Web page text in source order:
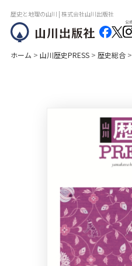
歴史と地理の山川 | 株式会社山川出版社
ホーム > 山川歴史PRESS> 歴史総合>